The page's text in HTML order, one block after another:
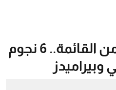
عبدالقادر يقترب من القائمة.. 6 نجوم